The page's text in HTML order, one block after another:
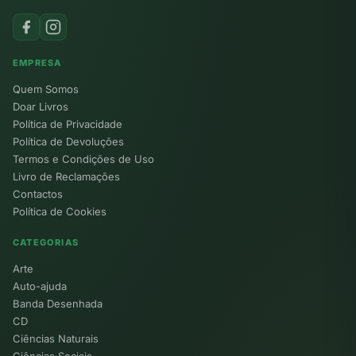
EMPRESA
Quem Somos
Doar Livros
Política de Privacidade
Política de Devoluções
Termos e Condições de Uso
Livro de Reclamações
Contactos
Política de Cookies
CATEGORIAS
Arte
Auto-ajuda
Banda Desenhada
CD
Ciências Naturais